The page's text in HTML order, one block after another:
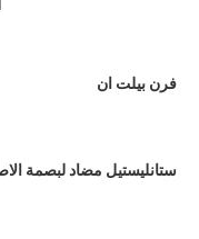
فرن بيلت ان
ستانليستيل مضاد لبصمة